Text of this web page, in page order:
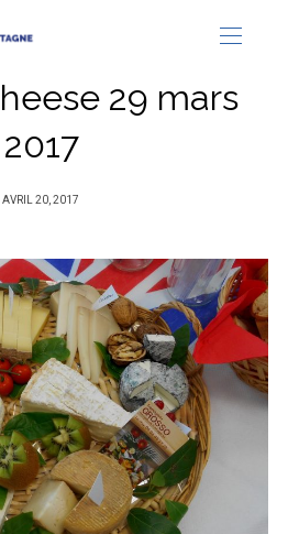
29 mars
2017
PUBLIÉ
AVRIL 20, 2017